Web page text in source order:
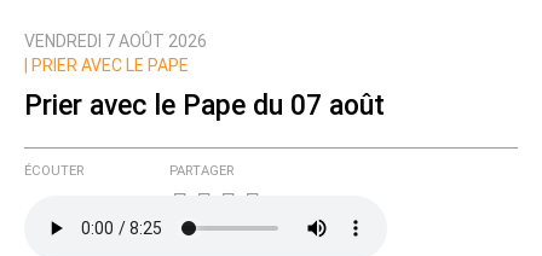
VENDREDI 7 AOÛT 2026
PRIER AVEC LE PAPE
Prier avec le Pape du 07 août
ÉCOUTER PARTAGER